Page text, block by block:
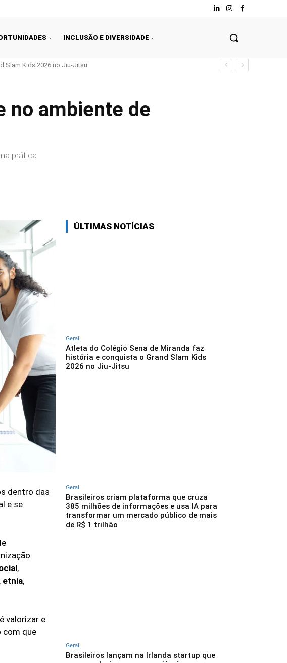
INCLUSÃO E DIVERSIDADE
Slam Kids 2026 no Jiu-Jitsu
no ambiente de
prática
dentro das
e se
,
, etnia,
valorizar e
com que
ÚLTIMAS NOTÍCIAS
Geral
Atleta do Colégio Sena de Miranda faz
história e conquista o Grand Slam Kids
2026 no Jiu-Jitsu
Geral
Brasileiros criam plataforma que cruza
385 milhões de informações e usa IA para
transformar um mercado público de mais
de R$ 1 trilhão
Geral
Brasileiros lançam na Irlanda startup que